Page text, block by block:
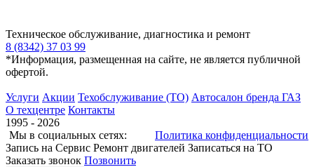
Техническое обслуживание, диагностика и ремонт
8 (8342) 37 03 99
*Информация, размещенная на сайте, не является публичной
офертой.
Услуги Акции Техобслуживание (ТО) Автосалон бренда ГАЗ
О техцентре Контакты
1995 - 2026
Мы в социальных сетях:
Политика конфиденциальности
Запись на Сервис Ремонт двигателей Записаться на ТО
Заказать звонок Позвонить